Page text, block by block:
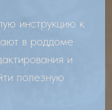
инструкцию к
в роддоме
и
полезную